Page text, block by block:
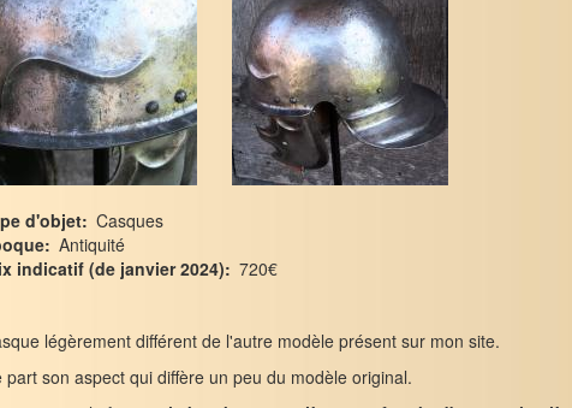
d'objet
Casques
Antiquité
indicatif (de janvier 2024)
720€
légèrement différent de l'autre modèle présent sur mon site.
part son aspect qui diffère un peu du modèle original.